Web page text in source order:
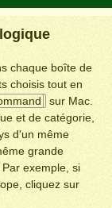
chaque boîte de
choisis tout en
sur Mac.
et de catégorie,
d'un même
grande
exemple, si
cliquez sur